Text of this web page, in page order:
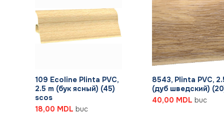
109 Ecoline Plinta PVC,
2.5 m (бук ясный) (45)
scos
18,00 MDL buc
+
8543, Plinta PVC,
(дуб шведский)
40,00 MDL buc